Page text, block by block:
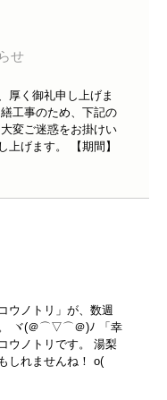
せ
厚く御礼申し上げま
工事のため、下記の
変ご迷惑をお掛けい
上げます。 【期間】
ウノトリ」が、数週
。 ヾ(＠⌒▽⌒＠)ﾉ 「幸
ウノトリです。 湯梨
しれませんね！ o(